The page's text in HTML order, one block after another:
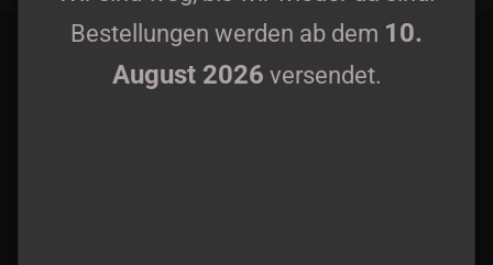
Bestellungen werden ab dem 10.
August 2026 versendet.